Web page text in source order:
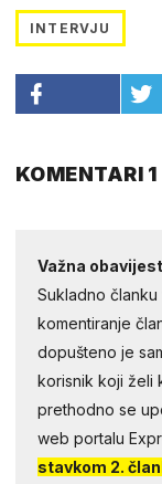
INTERVJU
KOMENTARI 1
Važna obavijest
Sukladno članku
komentiranje
dopušteno je
korisnik koji želi
prethodno se
web portalu
stavkom 2.